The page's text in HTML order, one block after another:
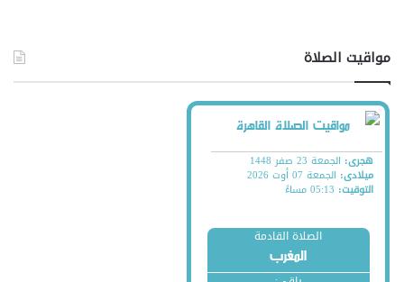
مواقيت الصلاة